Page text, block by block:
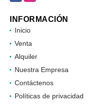
INFORMACIÓN
Inicio
Venta
Alquiler
Nuestra Empresa
Contáctenos
Políticas de privacidad